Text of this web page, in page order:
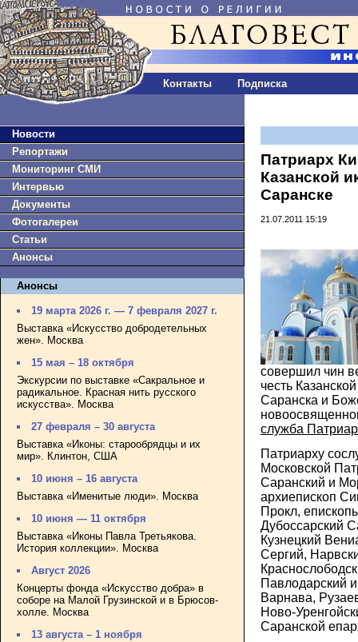
Контакты Подписка
Новости
Репортажи
Мониторинг СМИ
Интервью
Документы
Фотогалереи
Статьи
Анонсы
Анонсы
19 марта 2026 г. — 7 февраля 2027 г.
Выставка «Искусство добродетельных
жен». Москва
15 мая – 18 октября
Экскурсии по выставке «Сакральное и
радикальное. Красная нить русского
искусства». Москва
27 февраля – 30 августа
Выставка «Иконы: старообрядцы и их
мир». Клинтон, США
10 июня – 16 августа
Выставка «Именитые люди». Москва
10 июня — 11 октября
Выставка «Иконы Павла Третьякова.
История коллекции». Москва
Август 2026
Концерты фонда «Искусство добра» в
соборе на Малой Грузинской и в Брюсов-
холле. Москва
13 августа – 1 ноября
Патриарх
Казанской
Саранске
21.07.2011 15:19
совершил чин
честь
Саранска и
служба
Патриарху
Московской
Саранский и
архиепископ
Прокл,
Дубоссарский
Кузнецкий
Сергий,
Павлодарский
Варнава,
Ново-
Саранской